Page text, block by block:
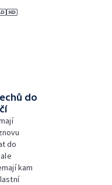
do
do
kam